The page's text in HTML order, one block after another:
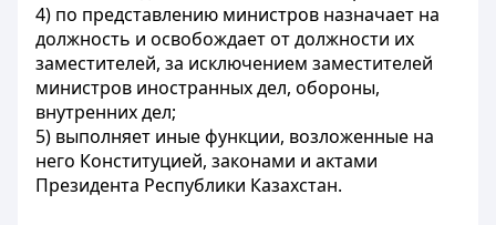
4) по представлению министров назначает на
должность и освобождает от должности их
заместителей, за исключением заместителей
министров иностранных дел, обороны,
внутренних дел;
5) выполняет иные функции, возложенные на
него Конституцией, законами и актами
Президента Республики Казахстан.